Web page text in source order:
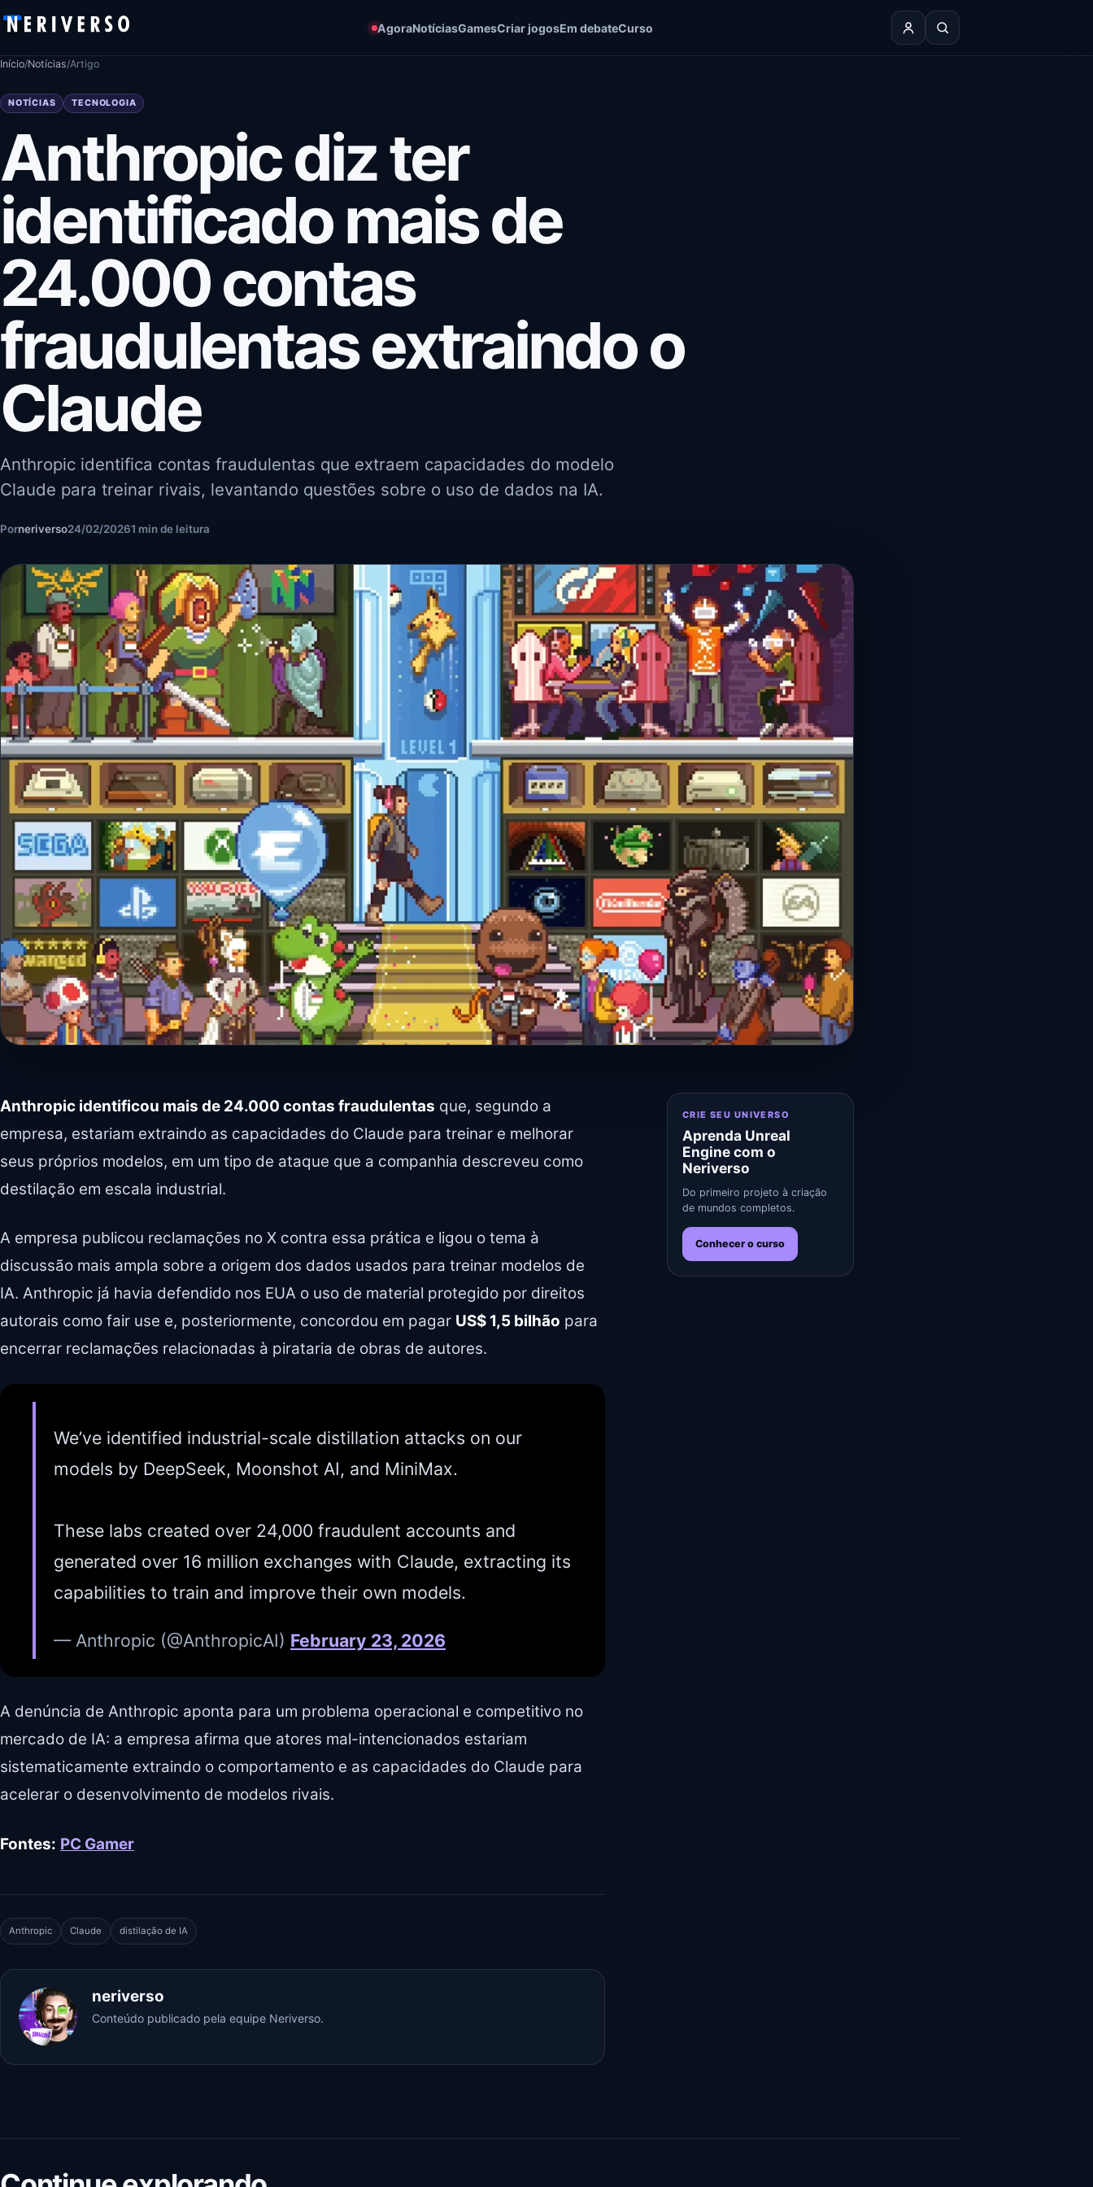
AgoraNotíciasGamesCriar jogosEm debateCurso
Início/Notícias/Artigo
NOTÍCIAS TECNOLOGIA
Anthropic diz ter
identificado mais de
24.000 contas
fraudulentas extraindo o
Claude
Anthropic identifica contas fraudulentas que extraem capacidades do modelo
Claude para treinar rivais, levantando questões sobre o uso de dados na IA.
Porneriverso24/02/20261 min de leitura
Anthropic identificou mais de 24.000 contas fraudulentas que, segundo a
empresa, estariam extraindo as capacidades do Claude para treinar e melhorar
seus próprios modelos, em um tipo de ataque que a companhia descreveu como
destilação em escala industrial.
A empresa publicou reclamações no X contra essa prática e ligou o tema à
discussão mais ampla sobre a origem dos dados usados para treinar modelos de
IA. Anthropic já havia defendido nos EUA o uso de material protegido por direitos
autorais como fair use e, posteriormente, concordou em pagar US$ 1,5 bilhão para
encerrar reclamações relacionadas à pirataria de obras de autores.
We’ve identified industrial-scale distillation attacks on our
models by DeepSeek, Moonshot AI, and MiniMax.
These labs created over 24,000 fraudulent accounts and
generated over 16 million exchanges with Claude, extracting its
capabilities to train and improve their own models.
— Anthropic (@AnthropicAI) February 23, 2026
A denúncia de Anthropic aponta para um problema operacional e competitivo no
mercado de IA: a empresa afirma que atores mal-intencionados estariam
sistematicamente extraindo o comportamento e as capacidades do Claude para
acelerar o desenvolvimento de modelos rivais.
Fontes: PC Gamer
Anthropic Claude distilação de IA
neriverso
Conteúdo publicado pela equipe Neriverso.
CRIE SEU UNIVERSO
Aprenda Unreal
Engine com o
Neriverso
Do primeiro projeto à criação
de mundos completos.
Conhecer o curso